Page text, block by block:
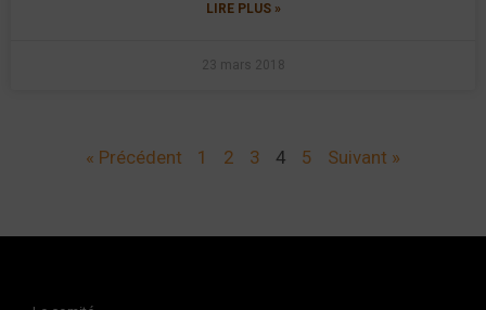
LIRE PLUS »
23 mars 2018
« Précédent 1 2 3 4 5 Suivant »